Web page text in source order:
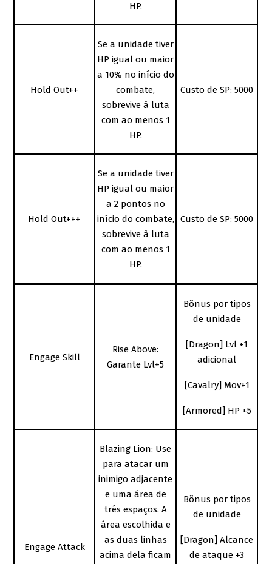
HP.
Hold Out++
Se a unidade tiver
HP igual ou maior
a 10% no início do
combate,
sobrevive à luta
com ao menos 1
HP.
Custo de SP: 5000
Hold Out+++
Se a unidade tiver
HP igual ou maior
a 2 pontos no
início do combate,
sobrevive à luta
com ao menos 1
HP.
Custo de SP: 5000
Engage Skill
Rise Above:
Garante Lvl+5
Bônus por tipos
de unidade
[Dragon] Lvl +1
adicional
[Cavalry] Mov+1
[Armored] HP +5
Engage Attack
Blazing Lion: Use
para atacar um
inimigo adjacente
e uma área de
três espaços. A
área escolhida e
as duas linhas
acima dela ficam
Bônus por tipos
de unidade
[Dragon] Alcance
de ataque +3